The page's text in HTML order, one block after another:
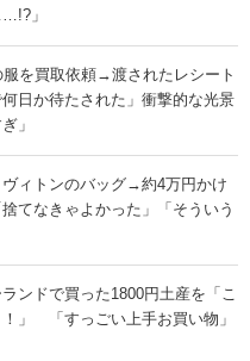
」
を買取依頼→渡されたレシート
か待たされた」衝撃的な光景
」
ィトンのバッグ→約4万円かけ
てなきゃよかった」「そういう
ンドで買った1800円土産を「こ
」 「すっごい上手お買い物」